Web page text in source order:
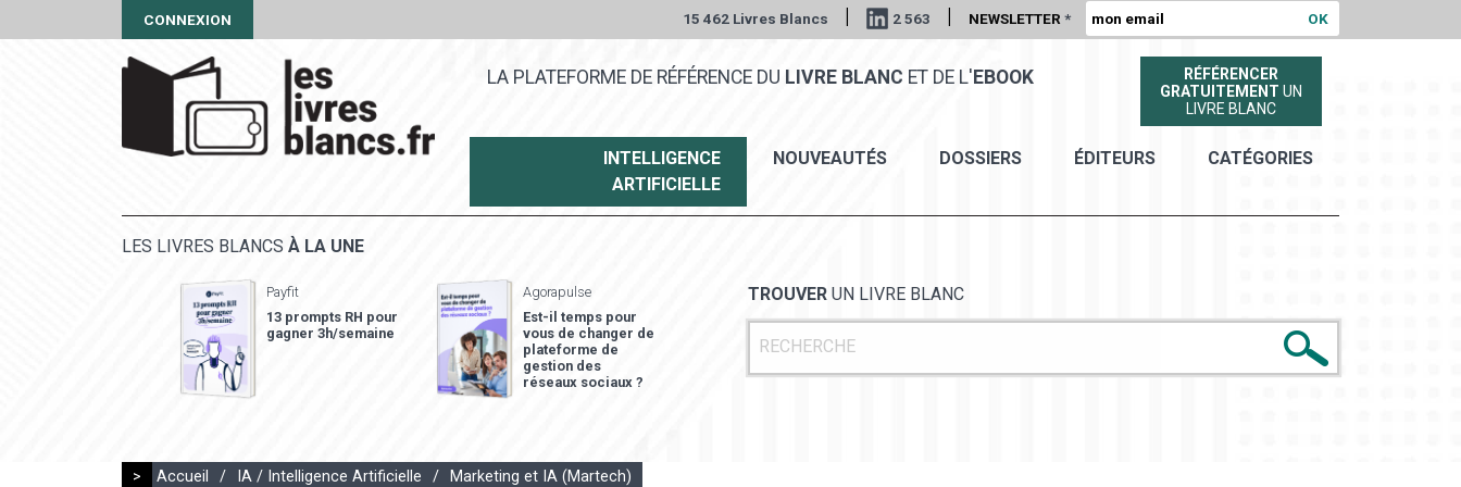
CONNEXION 15 462 Livres Blancs | 2 563 | NEWSLETTER *
LA PLATEFORME DE RÉFÉRENCE DU LIVRE BLANC ET DE L' EBOOK
RÉFÉRENCER
GRATUITEMENT UN
LIVRE BLANC
INTELLIGENCE
ARTIFICIELLE
NOUVEAUTÉS DOSSIERS ÉDITEURS CATÉGORIES
LES LIVRES BLANCS À LA UNE
Payfit
13 prompts RH pour
gagner 3h/semaine
Agorapulse
Est-il temps pour
vous de changer de
plateforme de
gestion des
réseaux sociaux ?
TROUVER UN LIVRE BLANC
> Accueil / IA / Intelligence Artificielle / Marketing et IA (Martech)